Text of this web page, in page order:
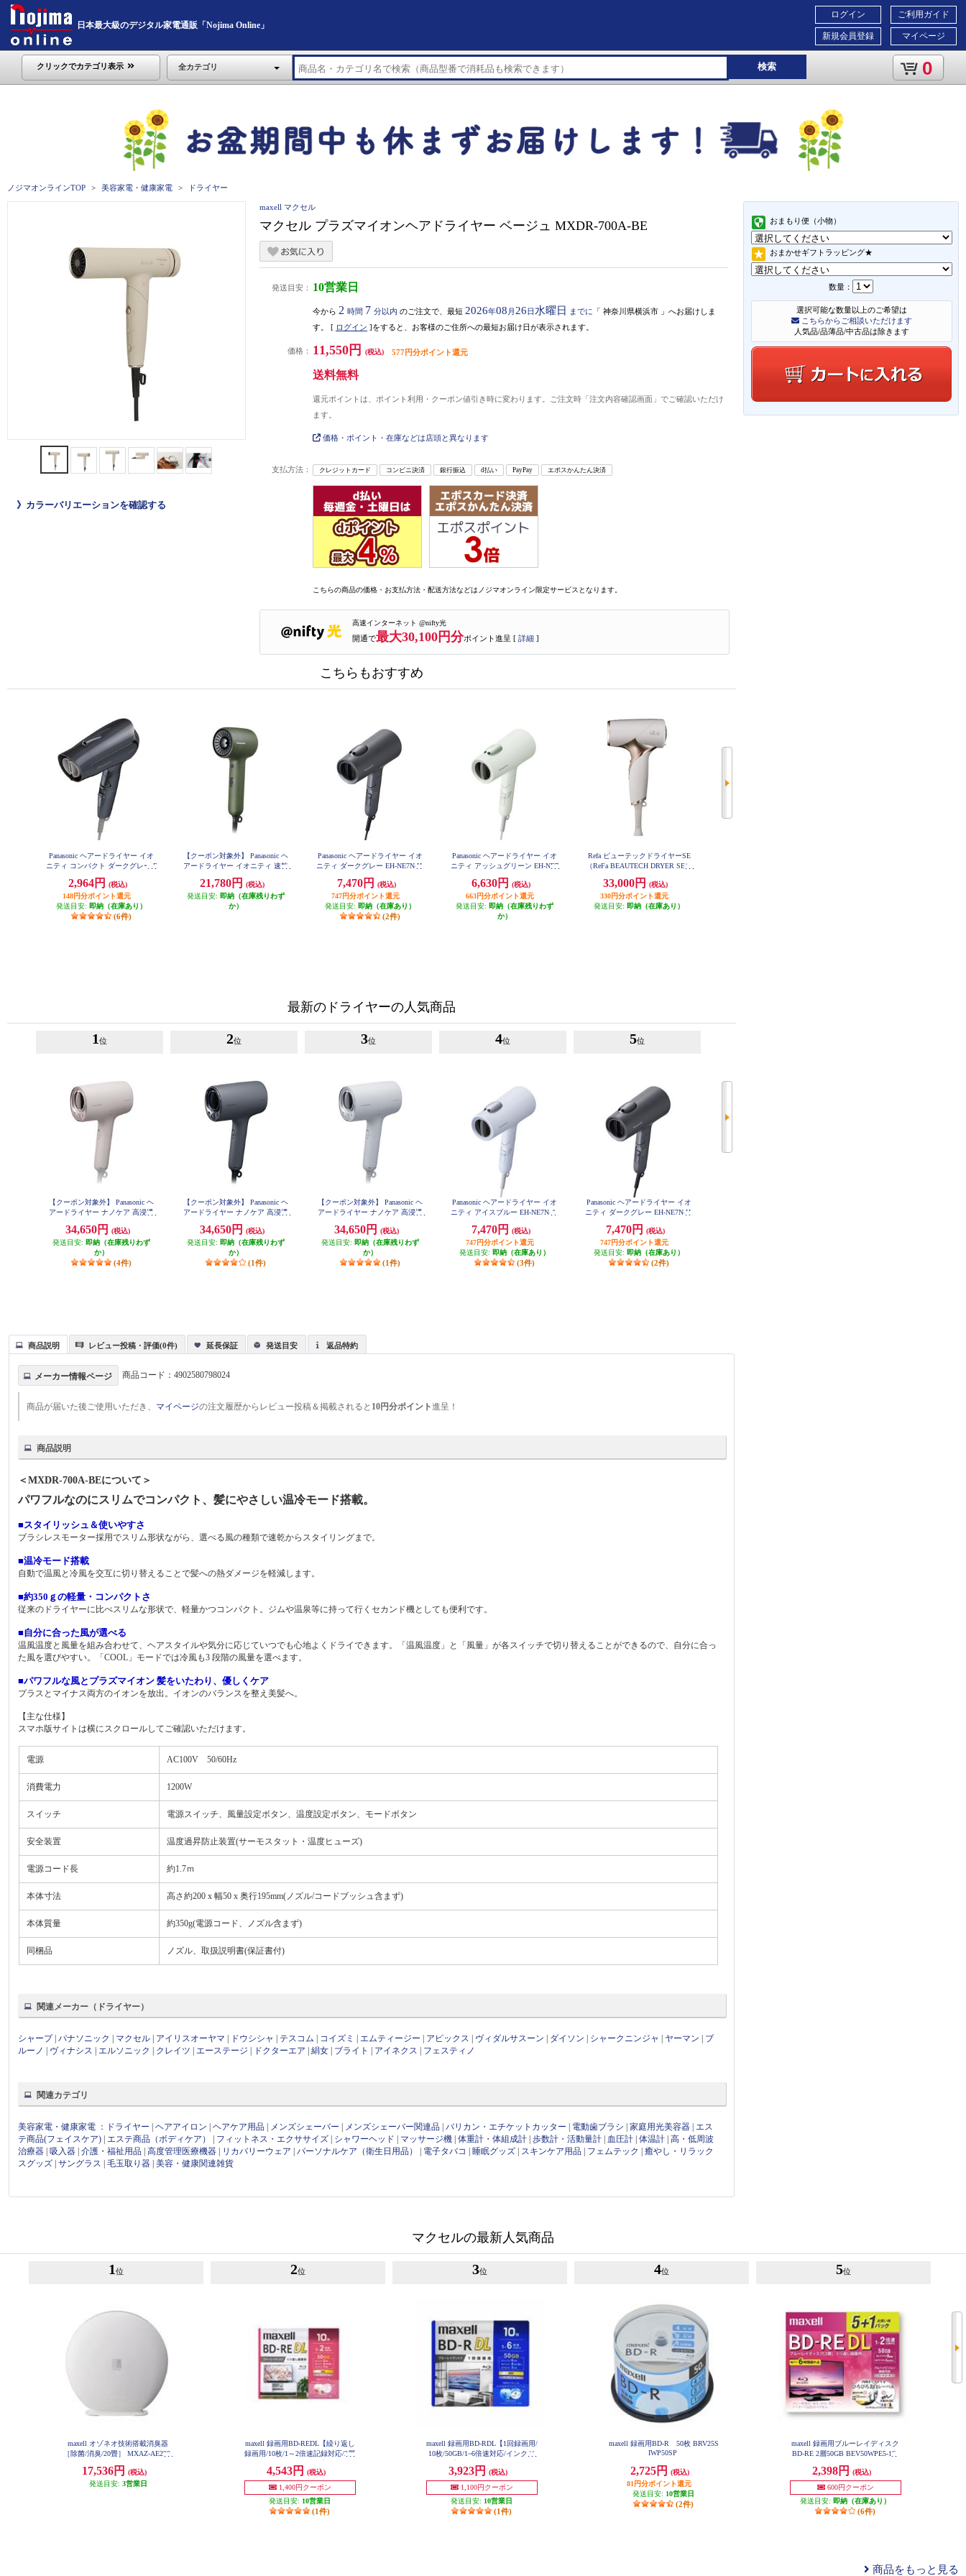
日本最大級のデジタル家電通販「Nojima Online」
ご利用ガイド
マイページ
ログイン
新規会員登録
クリックでカテゴリ表示 全カテゴリ 検索 0
ノジマオンラインTOP 美容家電・健康家電 ドライヤー
おまもり便（小物）
おまかせギフトラッピング★
数量：
選択可能な数量以上のご希望は
こちらからご相談いただけます
人気品/品薄品/中古品は除きます
》カラーバリエーションを確認する
maxell マクセル
マクセル プラズマイオンヘアドライヤー ベージュ MXDR-700A-BE
発送目安： 10営業日
今から 2 時間 7 分以内 のご注文で、最短 2026年08 月 26日 水曜日 までに 「 神奈川県横浜市 」 へお届けしま
す。 [ ログイン ]をすると、お客様のご住所への最短お届け日が表示されます。
価格： 11,550円 (税込) 577円分ポイント還元
送料無料
還元ポイントは、ポイント利用・クーポン値引き時に変わります。ご注文時「注文内容確認画面」でご確認いただけ
ます。
価格・ポイント・在庫などは店頭と異なります
支払方法： クレジットカード コンビニ決済 銀行振込 d払い PayPay エポスかんたん決済
こちらの商品の価格・お支払方法・配送方法などはノジマオンライン限定サービスとなります。
高速インターネット @nifty光
開通で最大30,100円分ポイント進呈 [ 詳細 ]
こちらもおすすめ
Panasonic ヘアードライヤー イオ
ニティ コンパクト ダークグレー E
2,964円
(税込)
148円分ポイント還元
発送目安: 即納（在庫あり）
(6件)
【クーポン対象外】 Panasonic ヘ
アードライヤー イオニティ 速乾
21,780円
(税込)
発送目安: 即納（在庫残りわず
か）
Panasonic ヘアードライヤー イオ
ニティ ダークグレー EH-NE7N-H
7,470円
(税込)
747円分ポイント還元
発送目安: 即納（在庫あり）
(2件)
Panasonic ヘアードライヤー イオ
ニティ アッシュグリーン EH-NE7
6,630円
(税込)
663円分ポイント還元
発送目安: 即納（在庫残りわず
か）
Refa ビューテックドライヤーSE
（ReFa BEAUTECH DRYER SE）
33,000円
(税込)
330円分ポイント還元
発送目安: 即納（在庫あり）
最新のドライヤーの人気商品
1 位
【クーポン対象外】 Panasonic ヘ
アードライヤー ナノケア 高浸透
P
34,650円
(税込)
発送目安: 即納（在庫残りわず
か）
(4件)
2位
【クーポン対象外】 Panasonic ヘ
アードライヤー ナノケア 高浸透
NA0K-K
34,650円
(税込)
発送目安: 即納（在庫残りわず
か）
(1件)
3位
【クーポン対象外】 Panasonic ヘ
アードライヤー ナノケア 高浸透
H
34,650円
(税込)
発送目安: 即納（在庫残りわず
か）
(1件)
4位
Panasonic ヘアードライヤー イオ
ニティ アイスブルー EH-NE7N-A
7,470円
(税込)
747円分ポイント還元
発送目安: 即納（在庫あり）
(3件)
5位
Panasonic ヘアードライヤー イオ
ニティ ダークグレー EH-NE7N-H
7,470円
(税込)
747円分ポイント還元
発送目安: 即納（在庫あり）
(2件)
商品説明 レビュー投稿・評価(0件) 延長保証 発送目安 返品特約
メーカー情報ページ 商品コード：4902580798024
商品が届いた後ご使用いただき、 マイページの注文履歴からレビュー投稿＆掲載されると 10円分ポイント進呈！
商品説明
＜MXDR-700A-BEについて＞
パワフルなのにスリムでコンパクト、髪にやさしい温冷モード搭載。
■スタイリッシュ＆使いやすさ
ブラシレスモーター採用でスリム形状ながら、選べる風の種類で速乾からスタイリングまで。
■温冷モード搭載
自動で温風と冷風を交互に切り替えることで髪への熱ダメージを軽減します。
■約350ｇの軽量・コンパクトさ
従来のドライヤーに比べスリムな形状で、軽量かつコンパクト。ジムや温泉等に持って行くセカンド機としても便利です。
■自分に合った風が選べる
温風温度と風量を組み合わせて、ヘアスタイルや気分に応じていつでも心地よくドライできます。「温風温度」と「風量」が各スイッチで切り替えることができるので、自分に合っ
た風を選びやすい。「COOL」モードでは冷風も3 段階の風量を選べます。
■パワフルな風とプラズマイオン 髪をいたわり、優しくケア
プラスとマイナス両方のイオンを放出。イオンのバランスを整え美髪へ。
【主な仕様】
スマホ版サイトは横にスクロールしてご確認いただけます。
電源 AC100V 50/60Hz
消費電力 1200W
スイッチ 電源スイッチ、風量設定ボタン、温度設定ボタン、モードボタン
安全装置 温度過昇防止装置(サーモスタット・温度ヒューズ)
電源コード長 約1.7ｍ
本体寸法 高さ約200 x 幅50 x 奥行195mm(ノズル/コードブッシュ含まず)
本体質量 約350g(電源コード、ノズル含まず)
同梱品 ノズル、取扱説明書(保証書付)
関連メーカー（ドライヤー）
シャープ|パナソニック マクセル アイリスオーヤマ ドウシシャ テスコム コイズミ エムティージー アピックス ヴィダルサスーン ダイソン シャークニンジャ ヤーマン
ブ
ルーノ
ヴィナシス エルソニック クレイツ エーステージ ドクターエア |絹女 ブライト アイネクス フェスティノ
関連カテゴリ
美容家電・健康家電 ： ドライヤー |ヘアアイロン |ヘアケア用品 メンズシェーバー メンズシェーバー関連品 |バリカン・エチケットカッター 電動歯ブラシ |家庭用光美容器
エス
テ商品(フェイスケア)
エステ商品（ボディケア） フィットネス・エクササイズ シャワーヘッド マッサージ機 |体重計・体組成計 |歩数計・活動量計 血圧計 |体温計 |高・低周波
治療器 |吸入器 |介護・福祉用品 |高度管理医療機器 リカバリーウェア |パーソナルケア（衛生日用品） 電子タバコ 睡眠グッズ スキンケア用品 フェムテック |癒やし・リラック
スグッズ |サングラス |毛玉取り器 |美容・健康関連雑貨
マクセルの最新人気商品
1 位
maxell オゾネオ技術搭載消臭器
［除菌/消臭/20畳］ MXAZ-AE290
17,536円
(税込)
発送目安: 3営業日
2位
maxell 録画用BD-REDL【繰り返し
録画用/10枚/1～2倍速記録対応/2層
対応/ワイドプリント対応】 BEV5
0WPG-10S
4,543円
(税込)
1,400円クーポン
発送目安: 10営業日
(1件)
3位
maxell 録画用BD-RDL【1回録画用/
10枚/50GB/1~6倍速対応/インクジ
ント対応】 BRV50WPG-10S
3,923円
(税込)
1,100円クーポン
発送目安: 10営業日
(1件)
4位
maxell 録画用BD-R 50枚 BRV25S
IWP50SP
2,725円
(税込)
81円分ポイント還元
発送目安: 10営業日
(2件)
5位
maxell 録画用ブルーレイディスク
BD-RE 2層50GB BEV50WPE5-1S
2,398円
(税込)
600円クーポン
発送目安: 即納（在庫あり）
(6件)
商品をもっと見る